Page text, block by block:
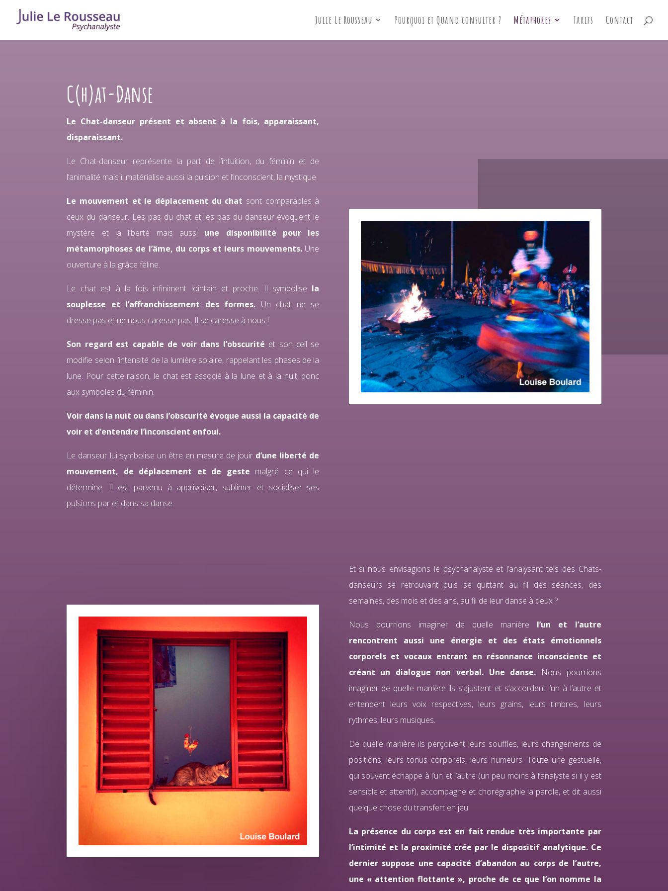
Julie Le Rousseau Pourquoi et Quand consulter ? Métaphores Tarifs Contact
C(h)at-Danse
Le Chat-danseur présent et absent à la fois, apparaissant,
disparaissant.
Le Chat-danseur représente la part de l’intuition, du féminin et de
l’animalité mais il matérialise aussi la pulsion et l’inconscient, la mystique.
Le mouvement et le déplacement du chat sont comparables à
ceux du danseur. Les pas du chat et les pas du danseur évoquent le
mystère et la liberté mais aussi une disponibilité pour les
métamorphoses de l’âme, du corps et leurs mouvements. Une
ouverture à la grâce féline.
Le chat est à la fois infiniment lointain et proche. Il symbolise la
souplesse et l’affranchissement des formes. Un chat ne se
dresse pas et ne nous caresse pas. Il se caresse à nous !
Son regard est capable de voir dans l’obscurité et son œil se
modifie selon l’intensité de la lumière solaire, rappelant les phases de la
lune. Pour cette raison, le chat est associé à la lune et à la nuit, donc
aux symboles du féminin.
Voir dans la nuit ou dans l’obscurité évoque aussi la capacité de
voir et d’entendre l’inconscient enfoui.
Le danseur lui symbolise un être en mesure de jouir d’une liberté de
mouvement, de déplacement et de geste malgré ce qui le
détermine. Il est parvenu à apprivoiser, sublimer et socialiser ses
pulsions par et dans sa danse.
Et si nous envisagions le psychanalyste et l’analysant tels des Chats-
danseurs se retrouvant puis se quittant au fil des séances, des
semaines, des mois et des ans, au fil de leur danse à deux ?
Nous pourrions imaginer de quelle manière l’un et l’autre
rencontrent aussi une énergie et des états émotionnels
corporels et vocaux entrant en résonnance inconsciente et
créant un dialogue non verbal. Une danse. Nous pourrions
imaginer de quelle manière ils s’ajustent et s’accordent l’un à l’autre et
entendent leurs voix respectives, leurs grains, leurs timbres, leurs
rythmes, leurs musiques.
De quelle manière ils perçoivent leurs souffles, leurs changements de
positions, leurs tonus corporels, leurs humeurs. Toute une gestuelle,
qui souvent échappe à l’un et l’autre (un peu moins à l’analyste si il y est
sensible et attentif), accompagne et chorégraphie la parole, et dit aussi
quelque chose du transfert en jeu.
La présence du corps est en fait rendue très importante par
l’intimité et la proximité crée par le dispositif analytique. Ce
dernier suppose une capacité d’abandon au corps de l’autre,
une « attention flottante », proche de ce que l’on nomme la